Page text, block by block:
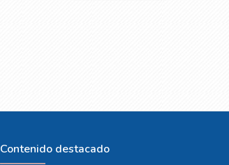
Contenido destacado